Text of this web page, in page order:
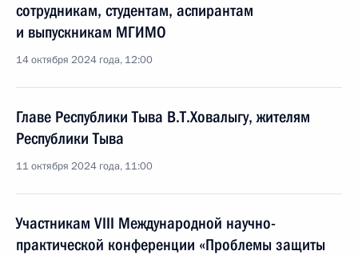
сотрудникам, студентам, аспирантам
и выпускникам МГИМО
14 октября 2024 года, 12:00
Главе Республики Тыва В.Т.Ховалыгу, жителям
Республики Тыва
11 октября 2024 года, 11:00
Участникам VIII Международной научно-
практической конференции «Проблемы защиты